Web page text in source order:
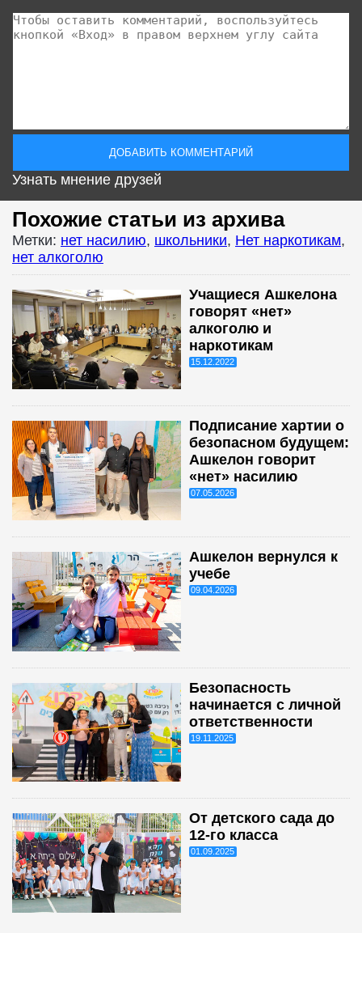
Узнать мнение друзей
Похожие статьи из архива
Метки: нет насилию, школьники, Нет наркотикам,
нет алкоголю
Учащиеся Ашкелона
говорят «нет»
алкоголю и
наркотикам
15.12.2022
Подписание хартии о
безопасном будущем:
Ашкелон говорит
«нет» насилию
07.05.2026
Ашкелон вернулся к
учебе
09.04.2026
Безопасность
начинается с личной
ответственности
19.11.2025
От детского сада до
12-го класса
01.09.2025